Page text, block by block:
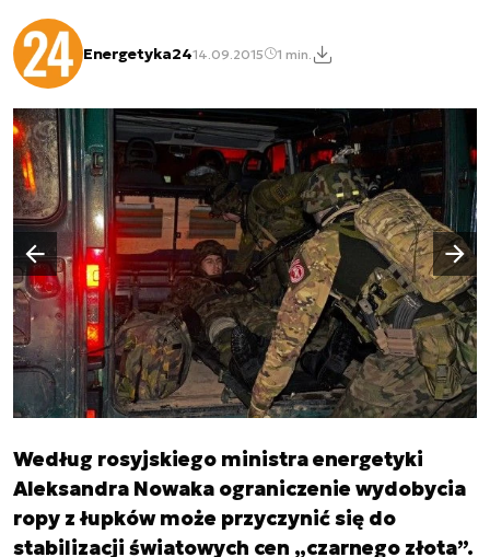
Energetyka2414.09.2015 1 min.
Poprzedni slajd
Następny slajd
Według rosyjskiego ministra energetyki
Aleksandra Nowaka ograniczenie wydobycia
ropy z łupków może przyczynić się do
stabilizacji światowych cen „czarnego złota”.